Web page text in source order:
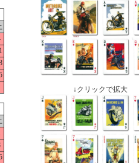
↓クリックで拡大